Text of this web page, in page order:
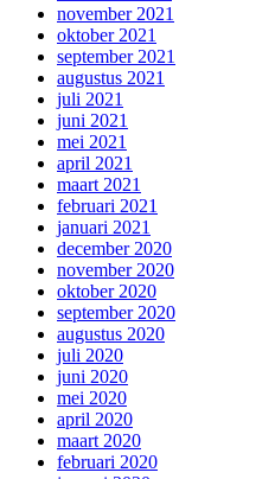
november 2021
oktober 2021
september 2021
augustus 2021
juli 2021
juni 2021
mei 2021
april 2021
maart 2021
februari 2021
januari 2021
december 2020
november 2020
oktober 2020
september 2020
augustus 2020
juli 2020
juni 2020
mei 2020
april 2020
maart 2020
februari 2020